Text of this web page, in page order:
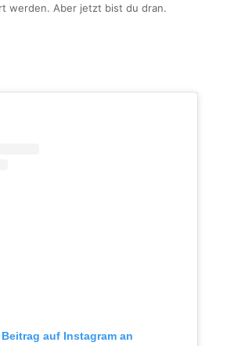
werden. Aber jetzt bist du dran.
auf Instagram an